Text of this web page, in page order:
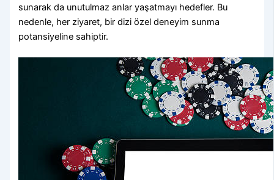
sunarak da unutulmaz anlar yaşatmayı hedefler. Bu
nedenle, her ziyaret, bir dizi özel deneyim sunma
potansiyeline sahiptir.